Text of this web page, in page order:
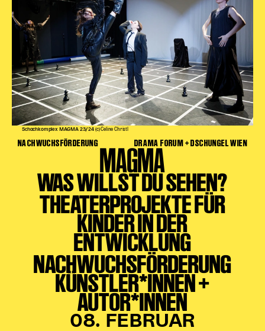
Schachkomplex MAGMA 23/24 (c) Celine Christl
NACHWUCHSFÖRDERUNG DRAMA FORUM + DSCHUNGEL WIEN
MAGMA
WAS WILLST DU SEHEN?
THEATERPROJEKTE FÜR
KINDER IN DER
ENTWICKLUNG
NACHWUCHSFÖRDERUNG
KÜNSTLER*INNEN +
AUTOR*INNEN
08. FEBRUAR